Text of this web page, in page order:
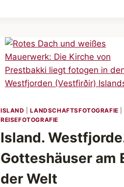
ISLAND |LANDSCHAFTSFOTOGRAFIE
REISEFOTOGRAFIE
Island.
Gotteshäuser am
der Welt